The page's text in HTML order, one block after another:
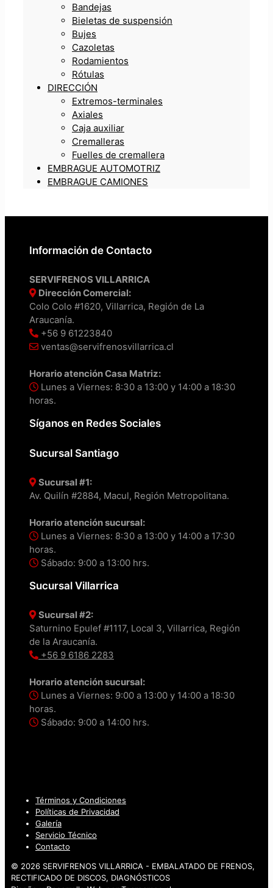
Bandejas
Bieletas de suspensión
Bujes
Cazoletas
Rodamientos
Rótulas
DIRECCIÓN
Extremos-terminales
Axiales
Caja auxiliar
Cremalleras
Fuelles de cremallera
EMBRAGUE AUTOMOTRIZ
EMBRAGUE CAMIONES
Información de Contacto
SERVIFRENOS VILLARRICA
Dirección Comercial:
Colo Colo #1620, Villarrica, Región de La
Araucanía.
+56 9 61223840
ventas@servifrenosvillarrica.cl
Horario atención Casa Matriz:
Lunes a Viernes: 8:30 a 13:00 y 14:00 a 18:30
horas.
Síganos en Redes Sociales
Sucursal Santiago
Sucursal #1:
Av. Quilín #2884, Macul, Región Metropolitana.
Horario atención sucursal:
Lunes a Viernes: 8:30 a 13:00 y 14:00 a 17:30
horas.
Sábado: 9:00 a 13:00 hrs.
Sucursal Villarrica
Sucursal #2:
Saturnino Epulef #1117, Local 3, Villarrica, Región
de la Araucanía.
+56 9 6186 2283
Horario atención sucursal:
Lunes a Viernes: 9:00 a 13:00 y 14:00 a 18:30
horas.
Sábado: 9:00 a 14:00 hrs.
Términos y Condiciones
Políticas de Privacidad
Galería
Servicio Técnico
Contacto
© 2026 SERVIFRENOS VILLARRICA - EMBALATADO DE FRENOS,
RECTIFICADO DE DISCOS, DIAGNÓSTICOS